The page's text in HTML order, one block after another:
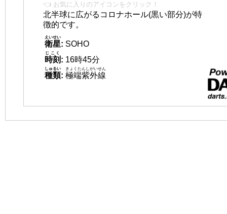
👈 お気に入りのアイコンをクリック！
北半球に広がるコロナホール(黒い部分)が特
徴的です。
衛星
えいせい
: SOHO
時刻
じこく
: 16時45分
種類
しゅるい
: 極端紫外線
きょくたんしがいせん